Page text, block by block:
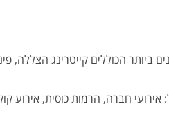
הכוללים קייטרינג הצללה,
על גגות עד 70 איש הכוללים למשל: אירועי חברה,